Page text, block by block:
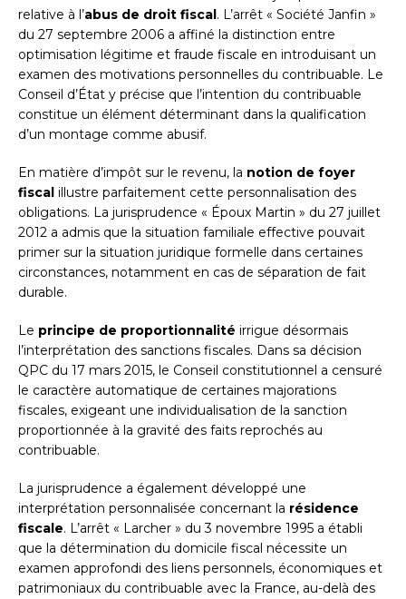
relative à l’abus de droit fiscal. L’arrêt « Société Janfin »
du 27 septembre 2006 a affiné la distinction entre
optimisation légitime et fraude fiscale en introduisant un
examen des motivations personnelles du contribuable. Le
Conseil d’État y précise que l’intention du contribuable
constitue un élément déterminant dans la qualification
d’un montage comme abusif.
En matière d’impôt sur le revenu, la notion de foyer
fiscal illustre parfaitement cette personnalisation des
obligations. La jurisprudence « Époux Martin » du 27 juillet
2012 a admis que la situation familiale effective pouvait
primer sur la situation juridique formelle dans certaines
circonstances, notamment en cas de séparation de fait
durable.
Le principe de proportionnalité irrigue désormais
l’interprétation des sanctions fiscales. Dans sa décision
QPC du 17 mars 2015, le Conseil constitutionnel a censuré
le caractère automatique de certaines majorations
fiscales, exigeant une individualisation de la sanction
proportionnée à la gravité des faits reprochés au
contribuable.
La jurisprudence a également développé une
interprétation personnalisée concernant la résidence
fiscale. L’arrêt « Larcher » du 3 novembre 1995 a établi
que la détermination du domicile fiscal nécessite un
examen approfondi des liens personnels, économiques et
patrimoniaux du contribuable avec la France, au-delà des